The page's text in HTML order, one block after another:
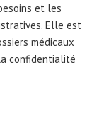
et les
Elle est
médicaux
confidentialité